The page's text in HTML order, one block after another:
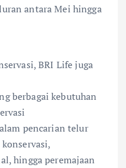
antara Mei hingga
BRI Life juga
berbagai kebutuhan
pencarian telur
hingga peremajaan